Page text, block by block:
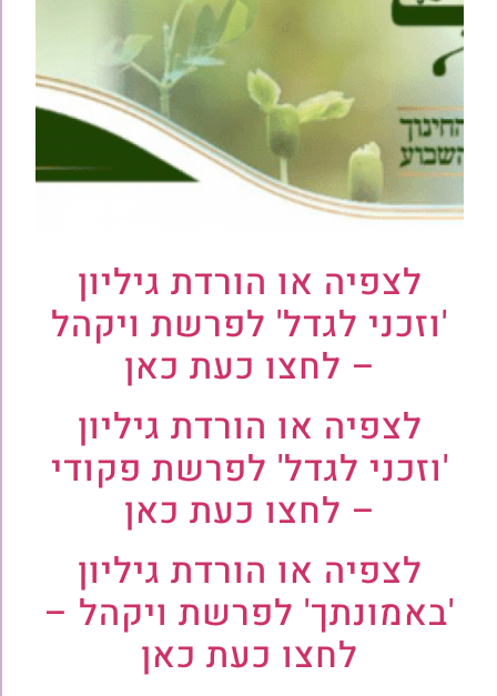
לצפיה או הורדת גיליון
'וזכני לגדל' לפרשת ויקהל
– לחצו כעת כאן
לצפיה או הורדת גיליון
'וזכני לגדל' לפרשת פקודי
– לחצו כעת כאן
לצפיה או הורדת גיליון
'באמונתך' לפרשת ויקהל –
לחצו כעת כאן